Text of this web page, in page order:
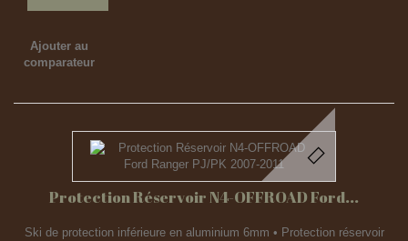
Ajouter au
comparateur
Protection Réservoir N4-OFFROAD Ford...
Ski de protection inférieure en aluminium 6mm • Protection réservoir